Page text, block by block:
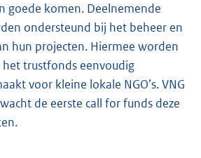
goede komen. Deelnemende
ondersteund bij het beheer en
hun projecten. Hiermee worden
trustfonds eenvoudig
voor kleine lokale NGO’s. VNG
de eerste call for funds deze